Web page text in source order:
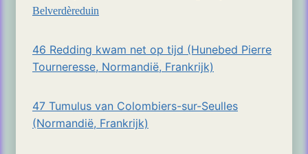
Belverdèreduin
46 Redding kwam net op tijd (Hunebed Pierre
Tourneresse, Normandië, Frankrijk)
47 Tumulus van Colombiers-sur-Seulles
(Normandië, Frankrijk)